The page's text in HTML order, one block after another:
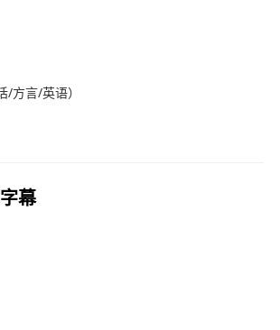
/方言/英语）
幕